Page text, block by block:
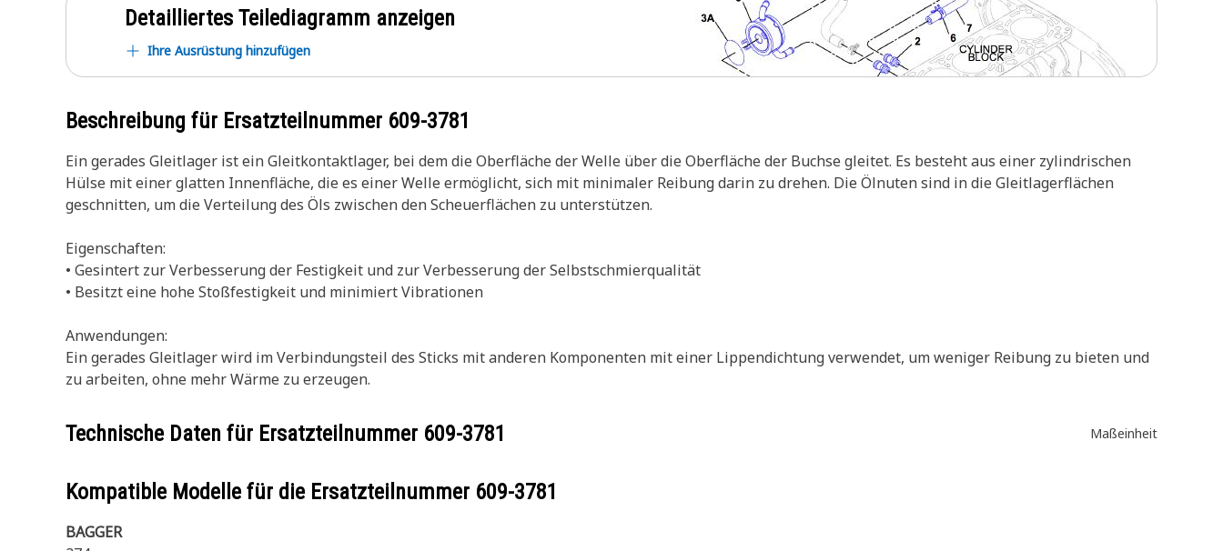
Detailliertes Teilediagramm anzeigen
Ihre Ausrüstung hinzufügen
Beschreibung für Ersatzteilnummer 609-3781
Ein gerades Gleitlager ist ein Gleitkontaktlager, bei dem die Oberfläche der Welle über die Oberfläche der Buchse gleitet. Es besteht aus einer zylindrischen
Hülse mit einer glatten Innenfläche, die es einer Welle ermöglicht, sich mit minimaler Reibung darin zu drehen. Die Ölnuten sind in die Gleitlagerflächen
geschnitten, um die Verteilung des Öls zwischen den Scheuerflächen zu unterstützen.
Eigenschaften:
• Gesintert zur Verbesserung der Festigkeit und zur Verbesserung der Selbstschmierqualität
• Besitzt eine hohe Stoßfestigkeit und minimiert Vibrationen
Anwendungen:
Ein gerades Gleitlager wird im Verbindungsteil des Sticks mit anderen Komponenten mit einer Lippendichtung verwendet, um weniger Reibung zu bieten und
zu arbeiten, ohne mehr Wärme zu erzeugen.
Technische Daten für Ersatzteilnummer 609-3781 Maßeinheit
Kompatible Modelle für die Ersatzteilnummer 609-3781
BAGGER